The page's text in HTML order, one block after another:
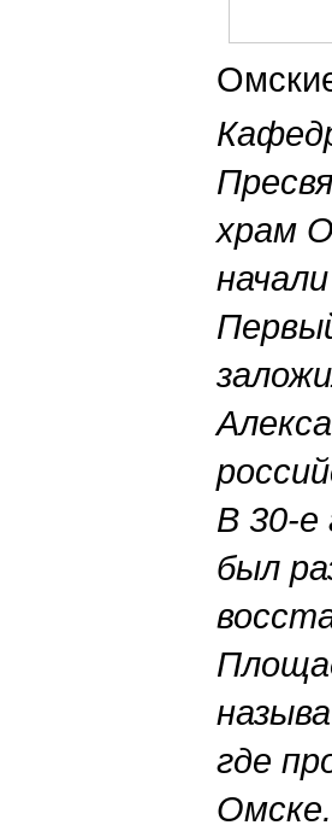
храм
В 30-е
был
где
Омске.